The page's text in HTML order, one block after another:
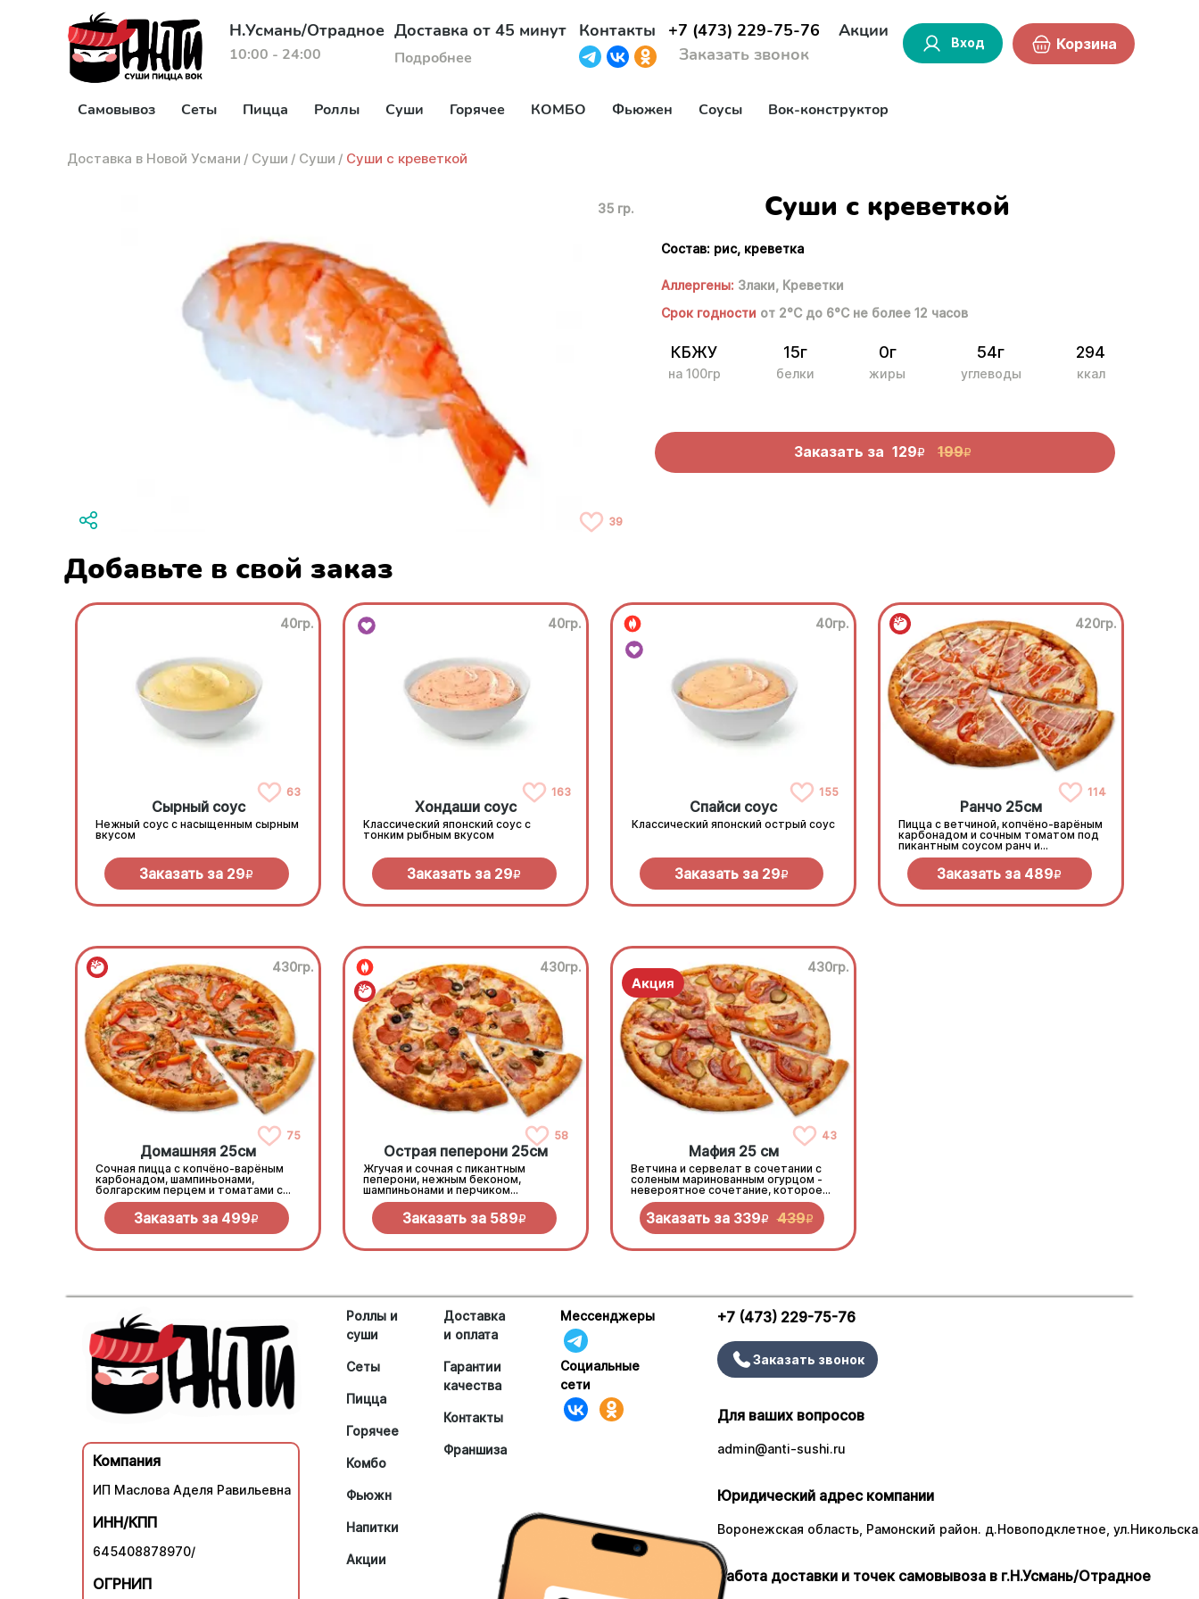
Н.Усмань/Отрадное
10:00 - 24:00
Доставка от 45 минут
Подробнее
Контакты
+7 (473) 229-75-76
Заказать звонок
Акции
Вход Корзина
Самовывоз Сеты Пицца Роллы Суши Горячее КОМБО Фьюжен Соусы Вок-конструктор
Доставка в Новой Усмани / Суши / Суши / Суши с креветкой
35 гр.
39
Суши с креветкой
Состав: рис, креветка
Аллергены: Злаки, Креветки
Срок годности от 2°С до 6°С не более 12 часов
КБЖУ
на 100гр
15г
белки
0г
жиры
54г
углеводы
294
ккал
Заказать за 129R 199R
Добавьте в свой заказ
40гр.
63
Сырный соус
Нежный соус с насыщенным сырным
вкусом
Заказать за 29R
40гр.
163
Хондаши соус
Классический японский соус с
тонким рыбным вкусом
Заказать за 29R
40гр.
155
Спайси соус
Классический японский острый соус
Заказать за 29R
420гр.
114
Ранчо 25см
Пицца с ветчиной, копчёно-варёным
карбонадом и сочным томатом под
пикантным соусом ранч и
моцареллой
Заказать за 489R
430гр.
75
Домашняя 25см
Сочная пицца с копчёно-варёным
карбонадом, шампиньонами,
болгарским перцем и томатами с
зеленью под моцареллой
Заказать за 499R
430гр.
58
Острая пеперони 25cм
Жгучая и сочная с пикантным
пеперони, нежным беконом,
шампиньонами и перчиком
халапеньо под моцареллой
Заказать за 589R
430гр.
43
Мафия 25 см
Ветчина и сервелат в сочетании с
соленым маринованным огурцом -
невероятное сочетание, которое
нужно попробовать!
Заказать за 339R 439R
Компания
ИП Маслова Аделя Равильевна
ИНН/КПП
645408878970/
ОГРНИП
Роллы и
суши
Сеты
Пицца
Горячее
Комбо
Фьюжн
Напитки
Акции
Доставка
и оплата
Гарантии
качества
Контакты
Франшиза
Мессенджеры
Социальные
сети
+7 (473) 229-75-76
Заказать звонок
Для ваших вопросов
admin@anti-sushi.ru
Юридический адрес компании
Воронежская область, Рамонский район. д.Новоподклетное,
Работа доставки и точек самовывоза в г.Н.Усмань/Отрадное